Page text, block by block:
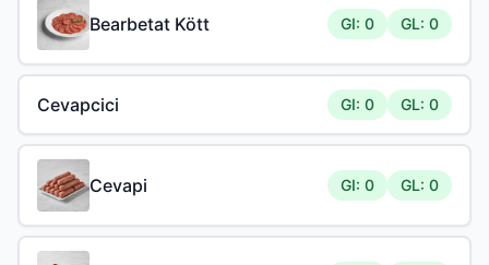
Bearbetat Kött GI: 0 GL: 0
Cevapcici GI: 0 GL: 0
Cevapi GI: 0 GL: 0